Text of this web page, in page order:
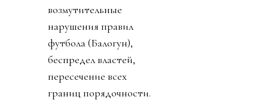
возмутительные
нарушения правил
футбола (Балогун),
беспредел властей,
пересечение всех
границ порядочности.